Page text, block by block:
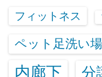
フィットネス
ペット足洗い場
内廊下 分